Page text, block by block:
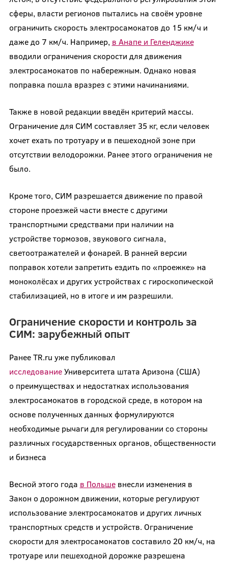
сферы, власти регионов пытались на своём уровне
ограничить скорость электросамокатов до 15 км/ч и
даже до 7 км/ч. Например, в Анапе и Геленджике
вводили ограничения скорости для движения
электросамокатов по набережным. Однако новая
поправка пошла вразрез с этими начинаниями.
Также в новой редакции введён критерий массы.
Ограничение для СИМ составляет 35 кг, если человек
хочет ехать по тротуару и в пешеходной зоне при
отсутствии велодорожки. Ранее этого ограничения не
было.
Кроме того, СИМ разрешается движение по правой
стороне проезжей части вместе с другими
транспортными средствами при наличии на
устройстве тормозов, звукового сигнала,
светоотражателей и фонарей. В ранней версии
поправок хотели запретить ездить по «проежке» на
моноколёсах и других устройствах с гироскопической
стабилизацией, но в итоге и им разрешили.
Ограничение скорости и контроль за
СИМ: зарубежный опыт
Ранее TR.ru уже публиковал
исследованиеУниверситета штата Аризона (США)
о преимуществах и недостатках использования
электросамокатов в городской среде, в котором на
основе полученных данных формулируются
необходимые рычаги для регулировании со стороны
различных государственных органов, общественности
и бизнеса
Весной этого года в Польшевнесли изменения в
Закон о дорожном движении, которые регулируют
использование электросамокатов и других личных
транспортных средств и устройств. Ограничение
скорости для электросамокатов составило 20 км/ч, на
тротуаре или пешеходной дорожке разрешена